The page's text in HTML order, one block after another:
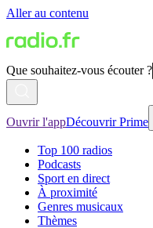
Aller au contenu
Que souhaitez-vous écouter ?
Ouvrir l'appDécouvrir Prime
Top 100 radios
Podcasts
Sport en direct
À proximité
Genres musicaux
Thèmes